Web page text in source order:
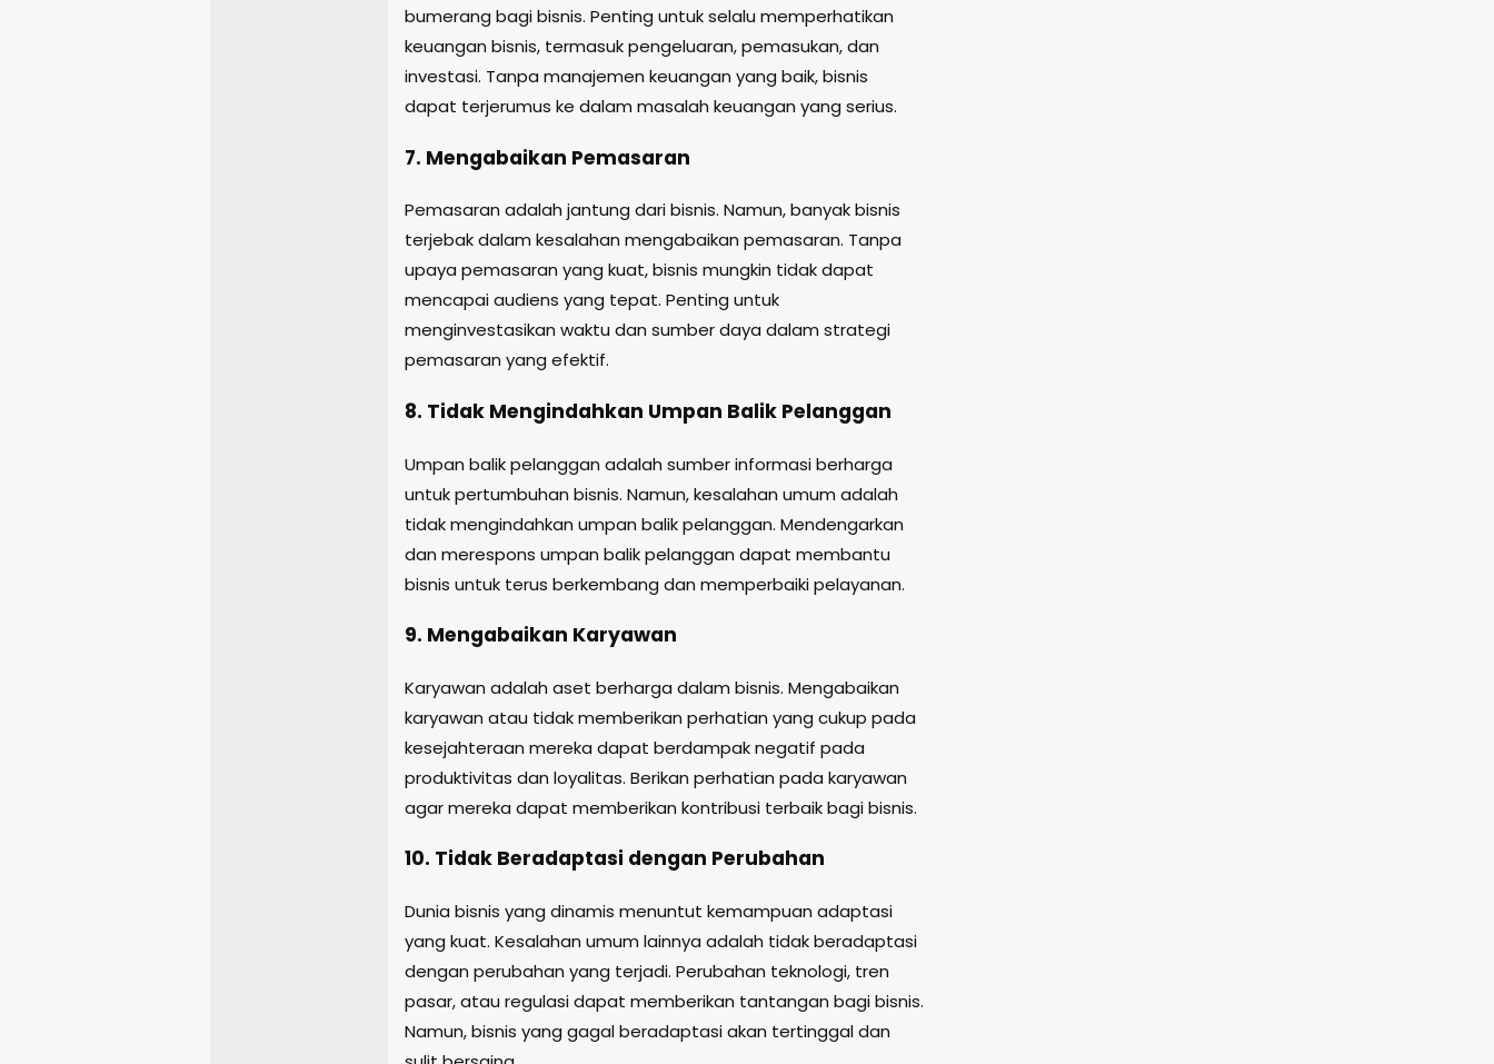
bumerang bagi bisnis. Penting untuk selalu memperhatikan
keuangan bisnis, termasuk pengeluaran, pemasukan, dan
investasi. Tanpa manajemen keuangan yang baik, bisnis
dapat terjerumus ke dalam masalah keuangan yang serius.
7. Mengabaikan Pemasaran
Pemasaran adalah jantung dari bisnis. Namun, banyak bisnis
terjebak dalam kesalahan mengabaikan pemasaran. Tanpa
upaya pemasaran yang kuat, bisnis mungkin tidak dapat
mencapai audiens yang tepat. Penting untuk
menginvestasikan waktu dan sumber daya dalam strategi
pemasaran yang efektif.
8. Tidak Mengindahkan Umpan Balik Pelanggan
Umpan balik pelanggan adalah sumber informasi berharga
untuk pertumbuhan bisnis. Namun, kesalahan umum adalah
tidak mengindahkan umpan balik pelanggan. Mendengarkan
dan merespons umpan balik pelanggan dapat membantu
bisnis untuk terus berkembang dan memperbaiki pelayanan.
9. Mengabaikan Karyawan
Karyawan adalah aset berharga dalam bisnis. Mengabaikan
karyawan atau tidak memberikan perhatian yang cukup pada
kesejahteraan mereka dapat berdampak negatif pada
produktivitas dan loyalitas. Berikan perhatian pada karyawan
agar mereka dapat memberikan kontribusi terbaik bagi bisnis.
10. Tidak Beradaptasi dengan Perubahan
Dunia bisnis yang dinamis menuntut kemampuan adaptasi
yang kuat. Kesalahan umum lainnya adalah tidak beradaptasi
dengan perubahan yang terjadi. Perubahan teknologi, tren
pasar, atau regulasi dapat memberikan tantangan bagi bisnis.
Namun, bisnis yang gagal beradaptasi akan tertinggal dan